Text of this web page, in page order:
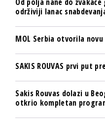
održiviji lanac
MOL Serbia otvorila
SAKIS ROUVAS prvi put
Sakis Rouvas dolazi u
otkrio kompletan